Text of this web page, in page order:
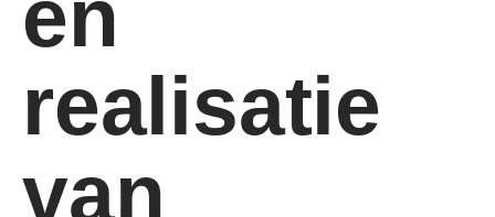
realisatie
van